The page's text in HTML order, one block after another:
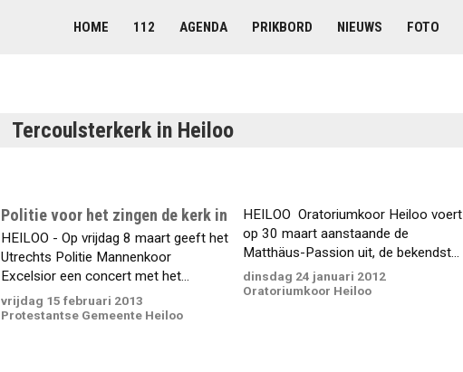
HOME 112 AGENDA PRIKBORD NIEUWS FOTO
Tercoulsterkerk in Heiloo
Politie voor het zingen de kerk in
HEILOO - Op vrijdag 8 maart geeft het
Utrechts Politie Mannenkoor
Excelsior een concert met het...
vrijdag 15 februari 2013
Protestantse Gemeente Heiloo
HEILOO  Oratoriumkoor Heiloo voert
op 30 maart aanstaande de
Matthäus-Passion uit, de bekendst...
dinsdag 24 januari 2012
Oratoriumkoor Heiloo